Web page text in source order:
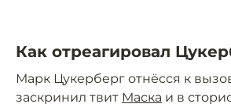
Как отреагировал
Марк Цукерберг отнёсся к
заскринил твит Маска и в